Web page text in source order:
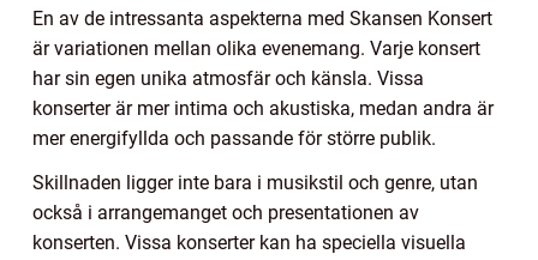
En av de intressanta aspekterna med Skansen Konsert
är variationen mellan olika evenemang. Varje konsert
har sin egen unika atmosfär och känsla. Vissa
konserter är mer intima och akustiska, medan andra är
mer energifyllda och passande för större publik.
Skillnaden ligger inte bara i musikstil och genre, utan
också i arrangemanget och presentationen av
konserten. Vissa konserter kan ha speciella visuella